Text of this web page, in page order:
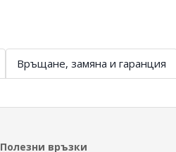
Връщане, замяна и гаранция
Полезни връзки